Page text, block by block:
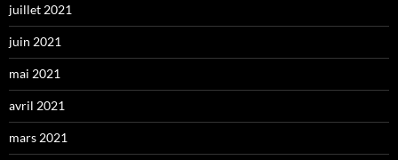
juillet 2021
juin 2021
mai 2021
avril 2021
mars 2021